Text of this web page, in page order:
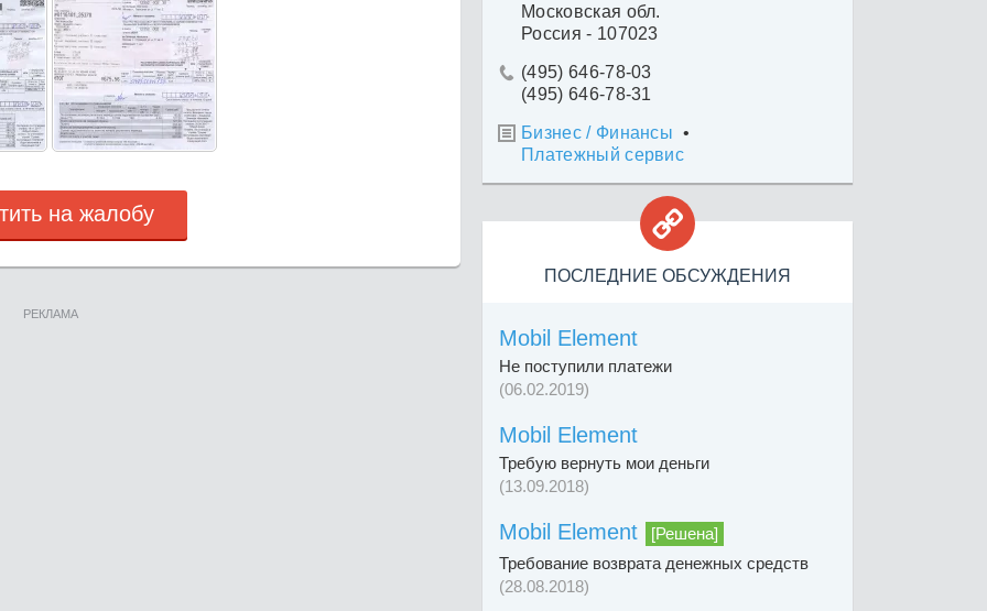
на жалобу
РЕКЛАМА
Московская обл.
Россия - 107023
 (495) 646-78-03
(495) 646-78-31
 Бизнес / Финансы •
Платежный сервис

ПОСЛЕДНИЕ ОБСУЖДЕНИЯ
Mobil Element
Не поступили платежи
(06.02.2019)
Mobil Element
Требую вернуть мои деньги
(13.09.2018)
Mobil Element
[Решена]
Требование возврата денежных средств
(28.08.2018)